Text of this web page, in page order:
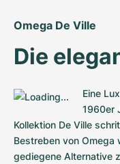
Omega De Ville
Die
Eine
1960er
Kollektion De Ville
Bestreben von Omega